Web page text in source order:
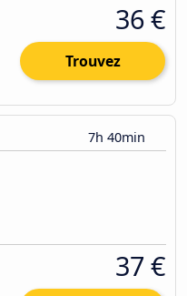
36 €
Trouvez
7h 40min
37 €